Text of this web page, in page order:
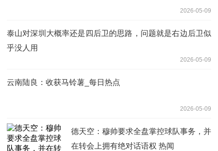
2026-05-09
泰山对深圳大概率还是四后卫的思路，问题就是右边后卫似
乎没人用
2026-05-09
云南陆良：收获马铃薯_每日热点
2026-05-09
德天空：穆帅要求全盘掌控球队事务，并
在转会上拥有绝对话语权 热闻